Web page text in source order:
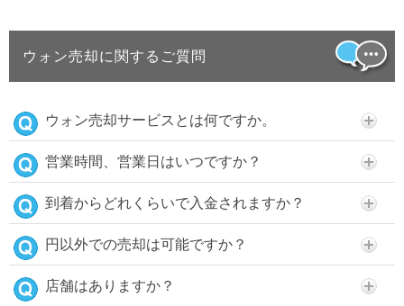
ウォン売却に関するご質問
ウォン売却サービスとは何ですか。
営業時間、営業日はいつですか？
到着からどれくらいで入金されますか？
円以外での売却は可能ですか？
店舗はありますか？